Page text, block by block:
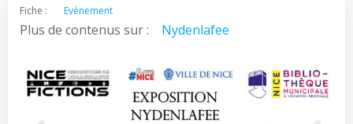
Fiche : Evènement
Plus de contenus sur : Nydenlafee